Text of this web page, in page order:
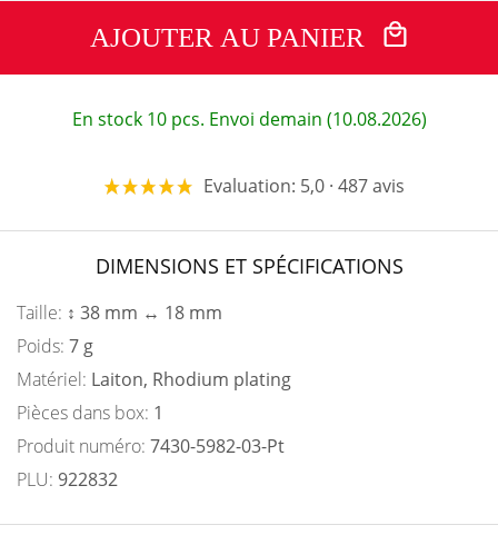
AJOUTER AU PANIER
En stock 10 pcs. Envoi demain (10.08.2026)
Evaluation: 5,0 · 487 avis
DIMENSIONS ET SPÉCIFICATIONS
Taille: ↕ 38 mm ↔ 18 mm
Poids: 7 g
Matériel: Laiton, Rhodium plating
Pièces dans box: 1
Produit numéro: 7430-5982-03-Pt
PLU: 922832